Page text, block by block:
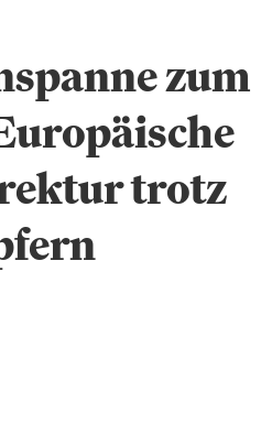
zum
trotz